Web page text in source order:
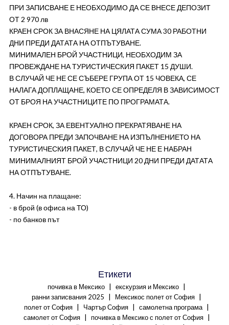
ПРИ ЗАПИСВАНЕ Е НЕОБХОДИМО ДА СЕ ВНЕСЕ ДЕПОЗИТ
ОТ 2 970 лв
КРАЕН СРОК ЗА ВНАСЯНЕ НА ЦЯЛАТА СУМА 30 РАБОТНИ
ДНИ ПРЕДИ ДАТАТА НА ОТПЪТУВАНЕ.
МИНИМАЛЕН БРОЙ УЧАСТНИЦИ, НЕОБХОДИМ ЗА
ПРОВЕЖДАНЕ НА ТУРИСТИЧЕСКИЯ ПАКЕТ 15 ДУШИ.
В СЛУЧАЙ ЧЕ НЕ СЕ СЪБЕРЕ ГРУПА ОТ 15 ЧОВЕКА, СЕ
НАЛАГА ДОПЛАЩАНЕ, КОЕТО СЕ ОПРЕДЕЛЯ В ЗАВИСИМОСТ
ОТ БРОЯ НА УЧАСТНИЦИТЕ ПО ПРОГРАМАТА.
КРАЕН СРОК, ЗА ЕВЕНТУАЛНО ПРЕКРАТЯВАНЕ НА
ДОГОВОРА ПРЕДИ ЗАПОЧВАНЕ НА ИЗПЪЛНЕНИЕТО НА
ТУРИСТИЧЕСКИЯ ПАКЕТ, В СЛУЧАЙ ЧЕ НЕ Е НАБРАН
МИНИМАЛНИЯТ БРОЙ УЧАСТНИЦИ 20 ДНИ ПРЕДИ ДАТАТА
НА ОТПЪТУВАНЕ.
4. Начин на плащане:
- в брой (в офиса на ТО)
- по банков път
Етикети
почивка в Мексико | екскурзия и Мексико |
ранни записвания 2025 | Мексикос полет от София |
полет от София | Чартър София | самолетна програма |
самолет от София | почивка в Мексико с полет от София |